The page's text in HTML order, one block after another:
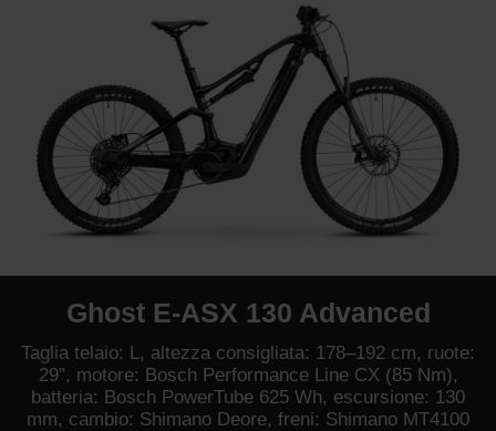
Ghost E-ASX 130 Advanced
Taglia telaio: L, altezza consigliata: 178–192 cm, ruote:
29”, motore: Bosch Performance Line CX (85 Nm),
batteria: Bosch PowerTube 625 Wh, escursione: 130
mm, cambio: Shimano Deore, freni: Shimano MT4100